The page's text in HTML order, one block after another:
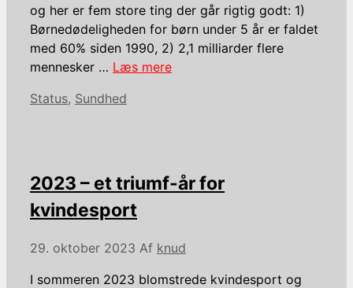
og her er fem store ting der går rigtig godt: 1)
Børnedødeligheden for børn under 5 år er faldet
med 60% siden 1990, 2) 2,1 milliarder flere
mennesker … Læs mere
Kategorier
Status, Sundhed
2023 – et triumf-år for
kvindesport
29. oktober 2023 Af knud
I sommeren 2023 blomstrede kvindesport og